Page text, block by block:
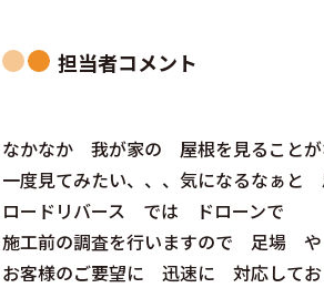
担当者コメント
なかなか 我が家の 屋根を見ることが
一度見てみたい、、、気になるなぁと
ロードリバース では ドローンで
施工前の調査を行いますので 足場
お客様のご要望に 迅速に 対応してお